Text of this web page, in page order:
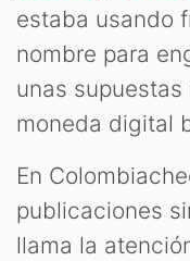
estaba usando
nombre para
unas
moneda digital
En
publicaciones
llama la